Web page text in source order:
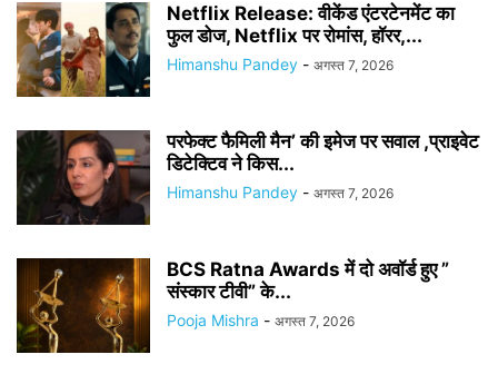
Netflix Release: वीकेंड एंटरटेनमेंट का
फुल डोज, Netflix पर रोमांस, हॉरर,...
Himanshu Pandey - अगस्त 7, 2026
परफेक्ट फैमिली मैन’ की इमेज पर सवाल ,प्राइवेट
डिटेक्टिव ने किस...
Himanshu Pandey - अगस्त 7, 2026
BCS Ratna Awards में दो अवॉर्ड हुए ”
संस्कार टीवी” के...
Pooja Mishra - अगस्त 7, 2026